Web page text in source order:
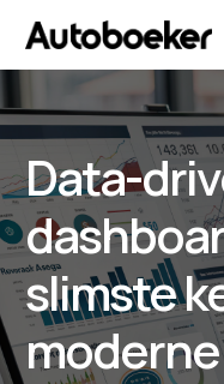
Data-
slimste
AI